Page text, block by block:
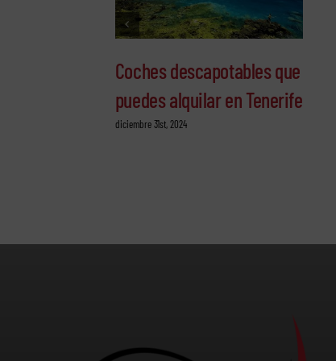
Coches descapotables que
puedes alquilar en Tenerife
diciembre 31st, 2024